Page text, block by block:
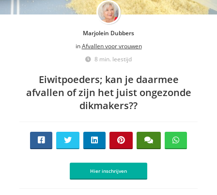
Marjolein Dubbers
inAfvallen voor vrouwen
8 min. leestijd
Eiwitpoeders; kan je daarmee
afvallen of zijn het juist ongezonde
dikmakers??
Hier inschrijven